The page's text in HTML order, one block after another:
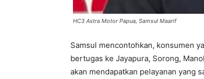
HC3 Astra Motor Papua, Samsul Maarif
Samsul mencontohkan, konsumen
bertugas ke Jayapura, Sorong,
akan mendapatkan pelayanan yang